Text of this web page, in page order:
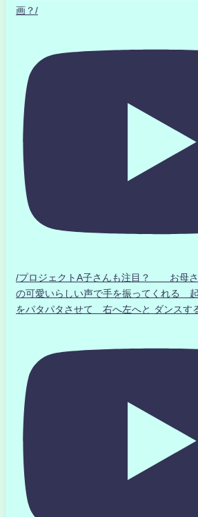
画？/
/プロジェクトA子さんも注目？ お母
の可愛いらしい声で手を振ってくれる
をパタパタさせて 右へ左へと ダンスす